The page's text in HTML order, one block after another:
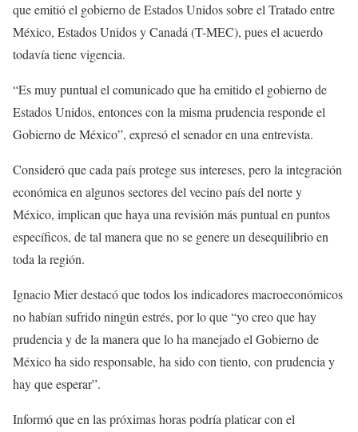
que emitió el gobierno de Estados Unidos sobre el Tratado entre
México, Estados Unidos y Canadá (T-MEC), pues el acuerdo
todavía tiene vigencia.
“Es muy puntual el comunicado que ha emitido el gobierno de
Estados Unidos, entonces con la misma prudencia responde el
Gobierno de México”, expresó el senador en una entrevista.
Consideró que cada país protege sus intereses, pero la integración
económica en algunos sectores del vecino país del norte y
México, implican que haya una revisión más puntual en puntos
específicos, de tal manera que no se genere un desequilibrio en
toda la región.
Ignacio Mier destacó que todos los indicadores macroeconómicos
no habían sufrido ningún estrés, por lo que “yo creo que hay
prudencia y de la manera que lo ha manejado el Gobierno de
México ha sido responsable, ha sido con tiento, con prudencia y
hay que esperar”.
Informó que en las próximas horas podría platicar con el